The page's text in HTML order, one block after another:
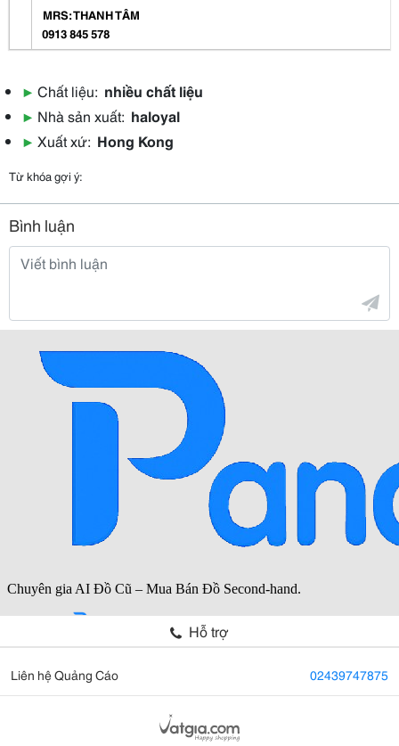
MRS: THANH TÂM
0913 845 578
▶ Chất liệu: nhiều chất liệu
▶ Nhà sản xuất: haloyal
▶ Xuất xứ: Hong Kong
Từ khóa gợi ý:
Bình luận
Hỗ trợ
Liên hệ Quảng Cáo 02439747875